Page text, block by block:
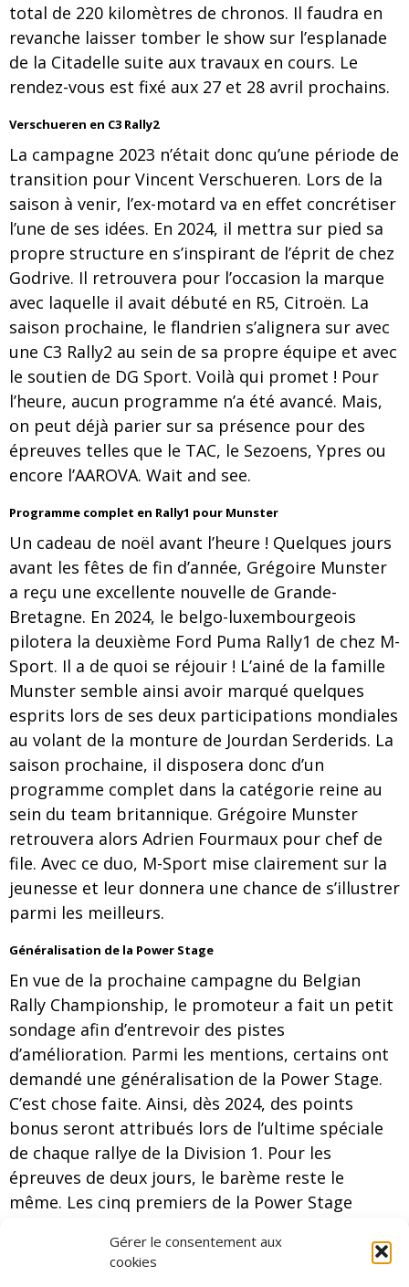
Gérer le consentement aux
cookies
total de 220 kilomètres de chronos. Il faudra en
revanche laisser tomber le show sur l’esplanade
de la Citadelle suite aux travaux en cours. Le
rendez-vous est fixé aux 27 et 28 avril prochains.
Verschueren en C3 Rally2
La campagne 2023 n’était donc qu’une période de
transition pour Vincent Verschueren. Lors de la
saison à venir, l’ex-motard va en effet concrétiser
l’une de ses idées. En 2024, il mettra sur pied sa
propre structure en s’inspirant de l’éprit de chez
Godrive. Il retrouvera pour l’occasion la marque
avec laquelle il avait débuté en R5, Citroën. La
saison prochaine, le flandrien s’alignera sur avec
une C3 Rally2 au sein de sa propre équipe et avec
le soutien de DG Sport. Voilà qui promet ! Pour
l’heure, aucun programme n’a été avancé. Mais,
on peut déjà parier sur sa présence pour des
épreuves telles que le TAC, le Sezoens, Ypres ou
encore l’AAROVA. Wait and see.
Programme complet en Rally1 pour Munster
Un cadeau de noël avant l’heure ! Quelques jours
avant les fêtes de fin d’année, Grégoire Munster
a reçu une excellente nouvelle de Grande-
Bretagne. En 2024, le belgo-luxembourgeois
pilotera la deuxième Ford Puma Rally1 de chez M-
Sport. Il a de quoi se réjouir ! L’ainé de la famille
Munster semble ainsi avoir marqué quelques
esprits lors de ses deux participations mondiales
au volant de la monture de Jourdan Serderids. La
saison prochaine, il disposera donc d’un
programme complet dans la catégorie reine au
sein du team britannique. Grégoire Munster
retrouvera alors Adrien Fourmaux pour chef de
file. Avec ce duo, M-Sport mise clairement sur la
jeunesse et leur donnera une chance de s’illustrer
parmi les meilleurs.
Généralisation de la Power Stage
En vue de la prochaine campagne du Belgian
Rally Championship, le promoteur a fait un petit
sondage afin d’entrevoir des pistes
d’amélioration. Parmi les mentions, certains ont
demandé une généralisation de la Power Stage.
C’est chose faite. Ainsi, dès 2024, des points
bonus seront attribués lors de l’ultime spéciale
de chaque rallye de la Division 1. Pour les
épreuves de deux jours, le barème reste le
même. Les cinq premiers de la Power Stage
Pour ce qui est des rallyes composés d’une seule